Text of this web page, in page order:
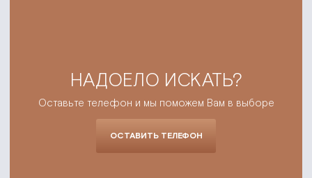
НАДОЕЛО ИСКАТЬ?
Оставьте телефон и мы поможем Вам в выборе
ОСТАВИТЬ ТЕЛЕФОН